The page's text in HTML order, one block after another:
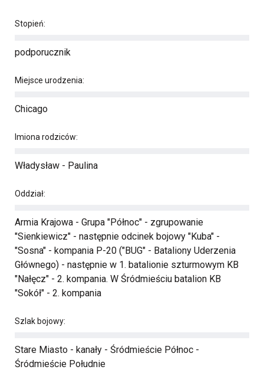
Stopień:
podporucznik
Miejsce urodzenia:
Chicago
Imiona rodziców:
Władysław - Paulina
Oddział:
Armia Krajowa - Grupa "Północ" - zgrupowanie
"Sienkiewicz" - następnie odcinek bojowy "Kuba" -
"Sosna" - kompania P-20 ("BUG" - Bataliony Uderzenia
Głównego) - następnie w 1. batalionie szturmowym KB
"Nałęcz" - 2. kompania. W Śródmieściu batalion KB
"Sokół" - 2. kompania
Szlak bojowy:
Stare Miasto - kanały - Śródmieście Północ -
Śródmieście Południe